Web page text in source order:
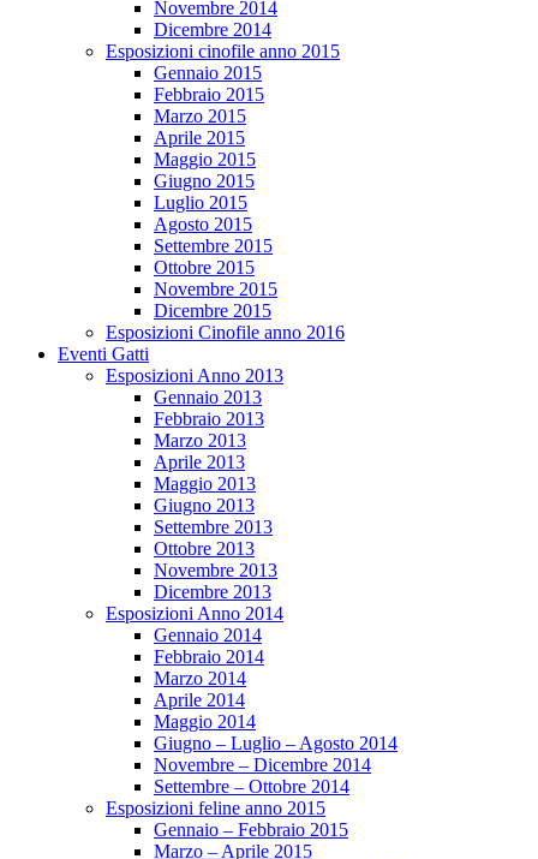
Novembre 2014
Dicembre 2014
Esposizioni cinofile anno 2015
Gennaio 2015
Febbraio 2015
Marzo 2015
Aprile 2015
Maggio 2015
Giugno 2015
Luglio 2015
Agosto 2015
Settembre 2015
Ottobre 2015
Novembre 2015
Dicembre 2015
Esposizioni Cinofile anno 2016
Eventi Gatti
Esposizioni Anno 2013
Gennaio 2013
Febbraio 2013
Marzo 2013
Aprile 2013
Maggio 2013
Giugno 2013
Settembre 2013
Ottobre 2013
Novembre 2013
Dicembre 2013
Esposizioni Anno 2014
Gennaio 2014
Febbraio 2014
Marzo 2014
Aprile 2014
Maggio 2014
Giugno – Luglio – Agosto 2014
Novembre – Dicembre 2014
Settembre – Ottobre 2014
Esposizioni feline anno 2015
Gennaio – Febbraio 2015
Marzo – Aprile 2015